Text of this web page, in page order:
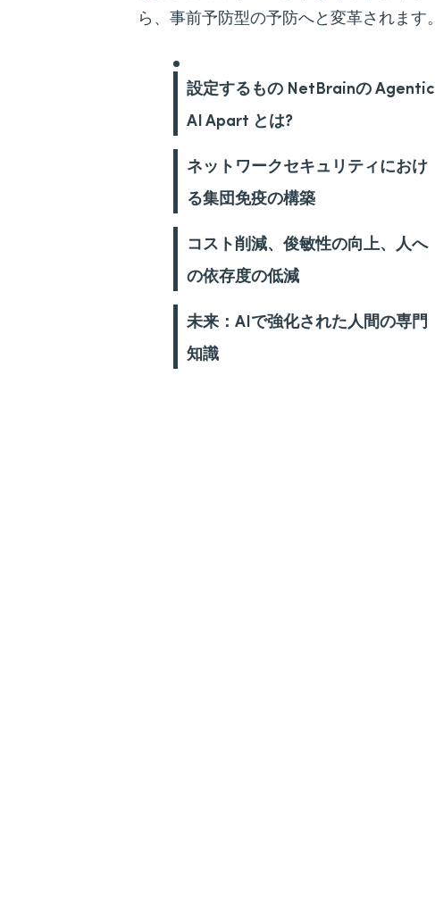
ら、事前予防型の予防へと変革されます。
設定するもの NetBrainの Agentic
AI Apart とは?
ネットワークセキュリティにおけ
る集団免疫の構築
コスト削減、俊敏性の向上、人へ
の依存度の低減
未来：AIで強化された人間の専門
知識